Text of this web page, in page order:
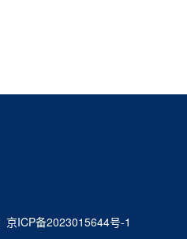
京ICP备2023015644号-1